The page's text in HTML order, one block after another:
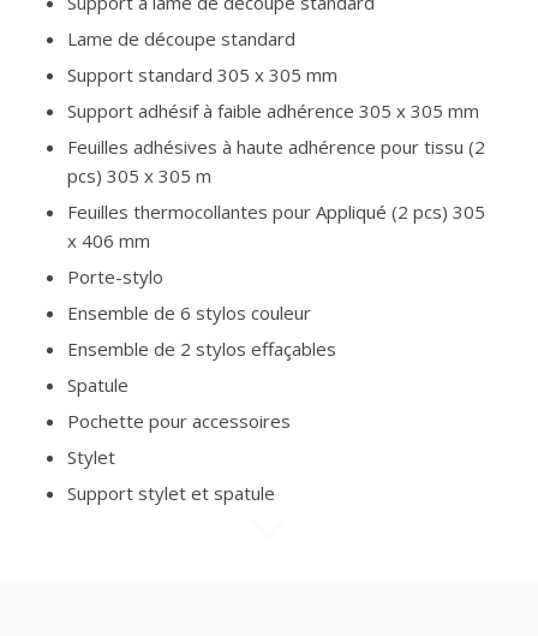
Lame de découpe standard
Support standard 305 x 305 mm
Support adhésif à faible adhérence 305 x 305 mm
Feuilles adhésives à haute adhérence pour tissu (2
pcs) 305 x 305 m
Feuilles thermocollantes pour Appliqué (2 pcs) 305
x 406 mm
Porte-stylo
Ensemble de 6 stylos couleur
Ensemble de 2 stylos effaçables
Spatule
Pochette pour accessoires
Stylet
Support stylet et spatule